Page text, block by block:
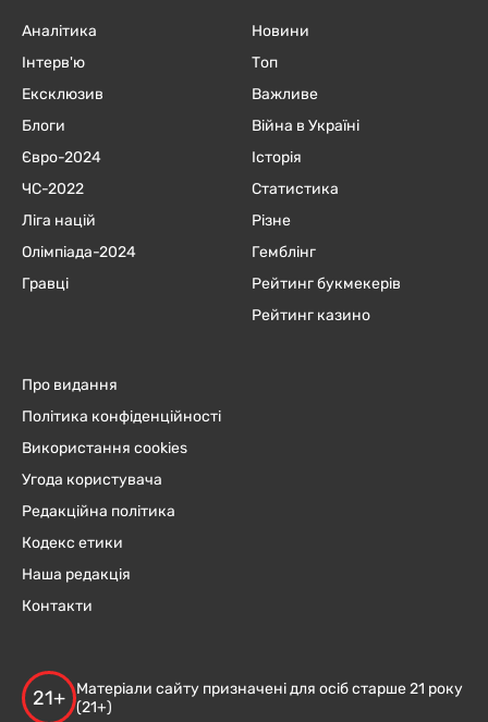
Аналітика
Інтерв'ю
Ексклюзив
Блоги
Євро-2024
ЧC-2022
Ліга націй
Олімпіада-2024
Гравці
Новини
Топ
Важливе
Війна в Україні
Історія
Статистика
Різне
Гемблінг
Рейтинг букмекерів
Рейтинг казино
Про видання
Політика конфіденційності
Використання cookies
Угода користувача
Редакційна політика
Кодекс етики
Наша редакція
Контакти
21+
Матеріали сайту призначені для осіб старше 21 року
(21+)